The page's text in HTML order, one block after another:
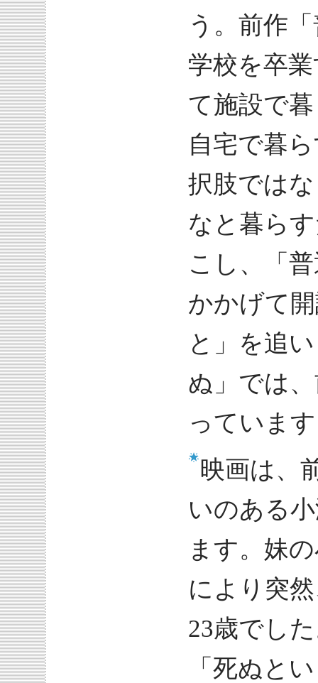
う。前作
学校を卒
て施設で
自宅で暮
択肢では
なと暮ら
こし、「
かかげて
と」を追
ぬ」では
っていま
映画は、
いのある
ます。妹
により突
23歳でし
「死ぬと